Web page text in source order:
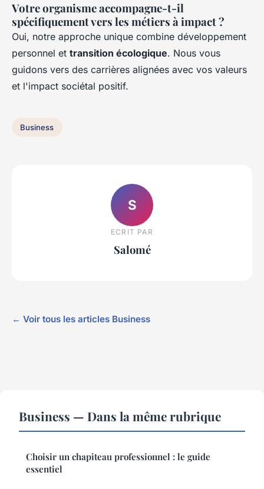
Votre organisme accompagne-t-il
spécifiquement vers les métiers à impact ?
Oui, notre approche unique combine développement
personnel et transition écologique. Nous vous
guidons vers des carrières alignées avec vos valeurs
et l'impact sociétal positif.
Business
S
ECRIT PAR
Salomé
← Voir tous les articles Business
Business — Dans la même rubrique
Choisir un chapiteau professionnel : le guide
essentiel